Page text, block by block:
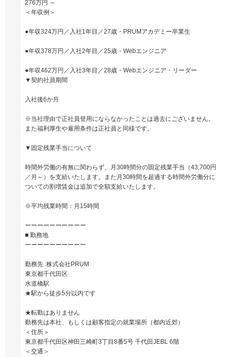
276万円 ～
＜年収例＞
●年収324万円／入社1年目／27歳・PRUMアカデミー卒業生
●年収378万円／入社2年目／25歳・Webエンジニア
●年収462万円／入社3年目／28歳・Webエンジニア・リーダー
▼契約社員期間
入社後6か月
※当社理由で正社員登用にならなかったことは過去にございません。
また福利厚生や雇用条件は正社員と同様です。
▼固定残業手当について
時間外労働の有無に関わらず、月30時間分の固定残業手当（43,700円
／月～）を支給いたします。また月30時間を超過する時間外労働分に
ついての割増賃金は追加で全額支給いたします。
※平均残業時間：月15時間
ーーーーーーーーーー
■ 勤務地
ーーーーーーーーーー
勤務先 :株式会社PRUM
東京都千代田区
水道橋駅
★駅から徒歩5分以内です
★転勤はありません
勤務先は本社、もしくは顧客指定の就業場所（都内近郊）
＜住所＞
東京都千代田区神田三崎町3丁目8番5号 千代田JEBL 6階
＜交通＞